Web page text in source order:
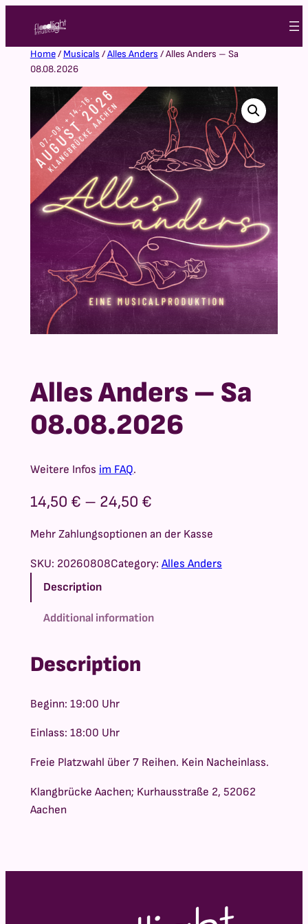
Home/ Musicals /Alles Anders / Alles Anders – Sa
08.08.2026
Alles Anders – Sa
08.08.2026
Weitere Infos im FAQ.
14,50 € – 24,50 €P
c
r
1
4
Mehr Zahlungsoptionen an der Kasse
SKU: 20260808Category: Alles Anders
Description
Additional information
Description
Beginn: 19:00 Uhr
Einlass: 18:00 Uhr
Freie Platzwahl über 7 Reihen. Kein Nacheinlass.
Klangbrücke Aachen; Kurhausstraße 2, 52062
Aachen